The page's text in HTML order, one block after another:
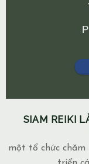
SIAM REIKI
một tổ chức chăm